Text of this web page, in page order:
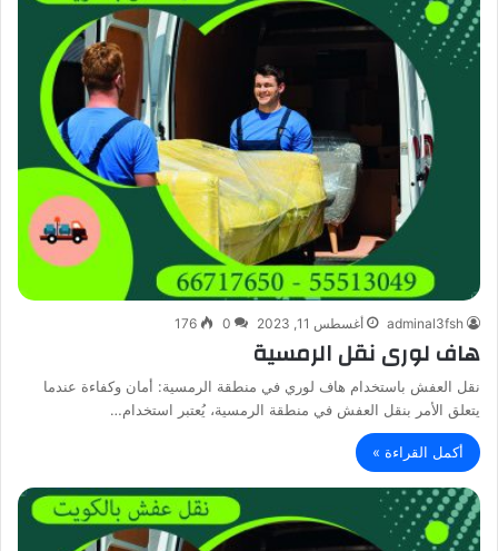
adminal3fsh أغسطس 11, 2023 0
176
هاف لورى نقل الرمسية
نقل العفش باستخدام هاف لوري في منطقة الرمسية: أمان وكفاءة عندما
يتعلق الأمر بنقل العفش في منطقة الرمسية، يُعتبر استخدام…
أكمل القراءة »